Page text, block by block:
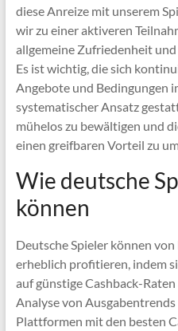
diese Anreize mit unserem
wir zu einer aktiveren
allgemeine Zufriedenheit
Es ist wichtig, die sich
Angebote und Bedingungen
systematischer Ansatz
mühelos zu bewältigen und
einen greifbaren Vorteil zu
Wie deutsche
können
Deutsche Spieler können
erheblich profitieren, indem
auf günstige Cashback-
Analyse von
Plattformen mit den besten